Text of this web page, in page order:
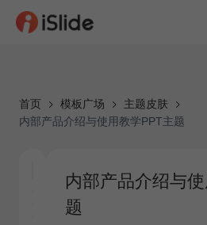
首页 模板广场
主题皮肤
内部产品介绍与使用教学PPT主题
内部产品介绍与
题